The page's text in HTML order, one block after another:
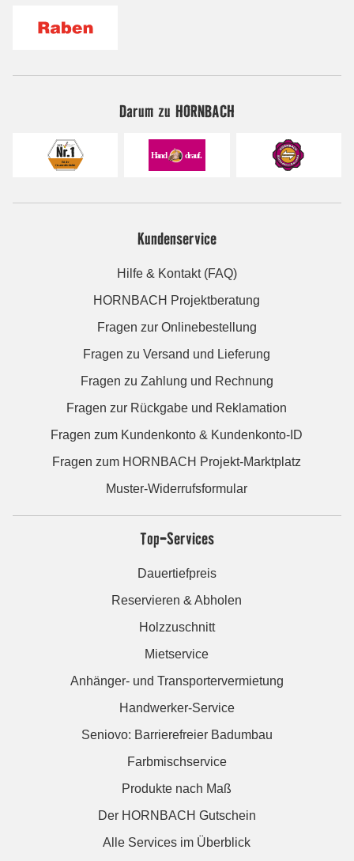
Darum zu HORNBACH
Kundenservice
Hilfe & Kontakt (FAQ)
HORNBACH Projektberatung
Fragen zur Onlinebestellung
Fragen zu Versand und Lieferung
Fragen zu Zahlung und Rechnung
Fragen zur Rückgabe und Reklamation
Fragen zum Kundenkonto & Kundenkonto-ID
Fragen zum HORNBACH Projekt-Marktplatz
Muster-Widerrufsformular
Top-Services
Dauertiefpreis
Reservieren & Abholen
Holzzuschnitt
Mietservice
Anhänger- und Transportervermietung
Handwerker-Service
Seniovo: Barrierefreier Badumbau
Farbmischservice
Produkte nach Maß
Der HORNBACH Gutschein
Alle Services im Überblick